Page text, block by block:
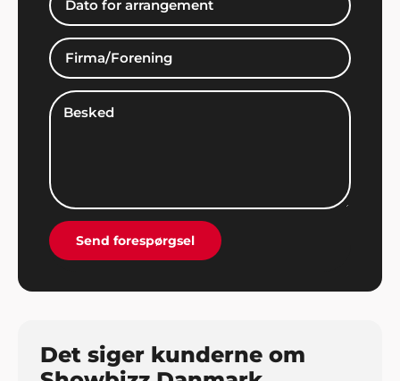
Send forespørgsel
Det siger kunderne om
er det bare nemmest og klogest at spørge en
professionel til råds. Vi forhørte os hos Showbizz
Danmark, som tog telefonen, svarede på vores
spørgsmål, gav os masser af inspiration og
både børn og voksne. Sådan skal det gøres. Stor
tak fra os".
Claus G. Mikkelsen
"Bestyrelsen og jeg fik igen et godt arrangement
op at stå. Denne gang leverede Showbizz Danmark